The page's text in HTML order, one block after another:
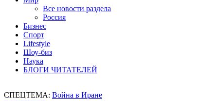
Все новости раздела
Россия
Бизнес
Спорт
Lifestyle
Шоу-биз
Наука
БЛОГИ ЧИТАТЕЛЕЙ
СПЕЦТЕМА: Война в Иране